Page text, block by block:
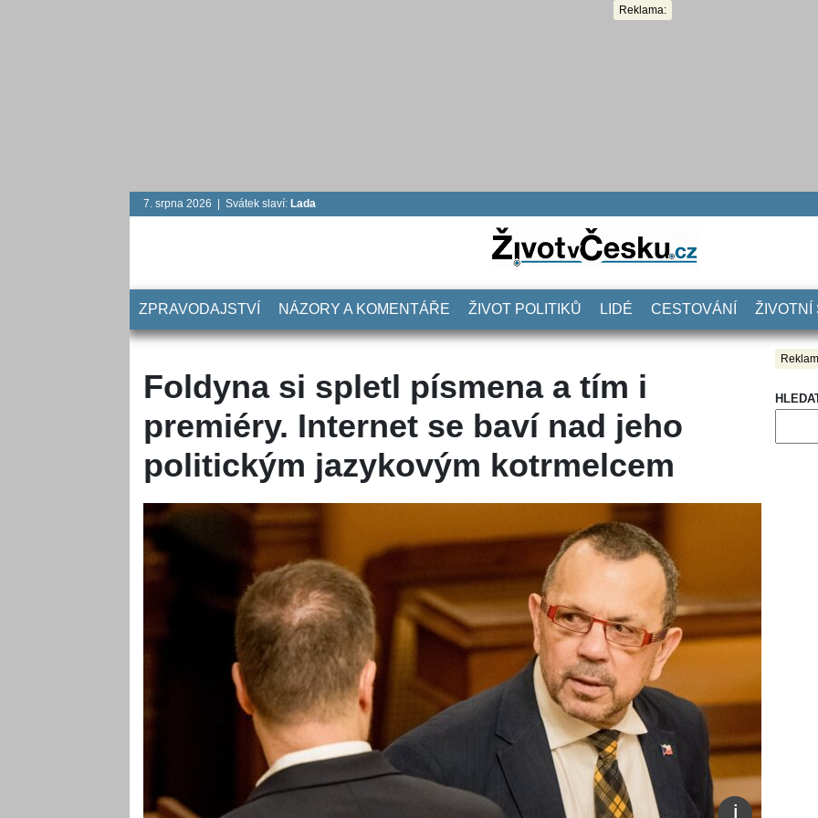
Reklama:
7. srpna 2026 | Svátek slaví: Lada
ZPRAVODAJSTVÍ NÁZORY A KOMENTÁŘE ŽIVOT POLITIKŮ LIDÉ CESTOVÁNÍ ŽIVOTNÍ
Foldyna si spletl písmena a tím i
premiéry. Internet se baví nad jeho
politickým jazykovým kotrmelcem